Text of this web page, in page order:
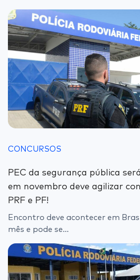
CONCURSOS
PEC da segurança pública
em novembro deve agilizar
PRF e PF!
Encontro deve acontecer em
mês e pode se...